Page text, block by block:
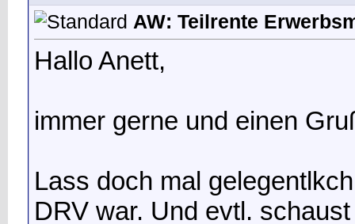
AW: Teilrente
Hallo Anett,
immer gerne und einen
Lass doch mal
DRV war. Und evtl.